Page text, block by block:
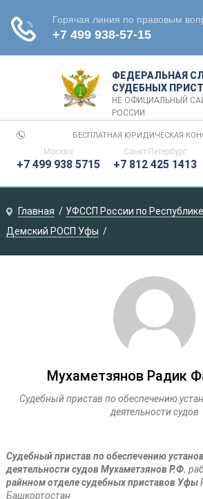
ФЕДЕРАЛЬНАЯ
СУДЕБНЫХ
НЕ ОФИЦИАЛЬНЫЙ
РОССИИ
БЕСПЛАТНАЯ ЮРИДИЧЕСКАЯ
Москва
+7 499 938 5715
Санкт-Петербург
+7 812 425 1413
Главная
УФССП России по
Демский РОСП Уфы
Мухаметзянов Радик
Судебный пристав по обеспечению
деятельности судов
Судебный пристав по обеспечению
деятельности судов Мухаметзянов Р.Ф.
райнном отделе судебных приставов Уфы
Башкортостан